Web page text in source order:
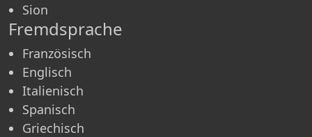
Sion
Fremdsprache
Französisch
Englisch
Italienisch
Spanisch
Griechisch